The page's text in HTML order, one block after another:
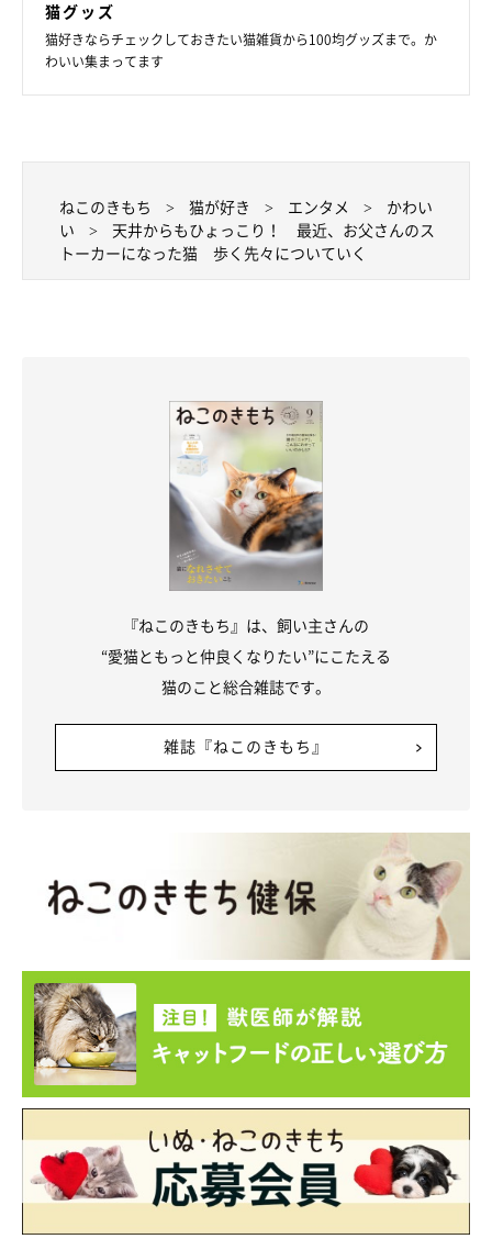
猫グッズ
猫好きならチェックしておきたい猫雑貨から100均グッズまで。か
わいい集まってます
ねこのきもち 猫が好き エンタメ
かわい
い
天井からもひょっこり！ 最近、お父さんのス
トーカーになった猫 歩く先々についていく
『ねこのきもち』は、飼い主さんの
“愛猫ともっと仲良くなりたい”にこたえる
猫のこと総合雑誌です。
雑誌『ねこのきもち』